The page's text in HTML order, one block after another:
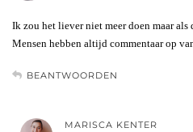
Ik zou het liever niet meer doen maar
Mensen hebben altijd commentaar op
BEANTWOORDEN
MARISCA KENTER